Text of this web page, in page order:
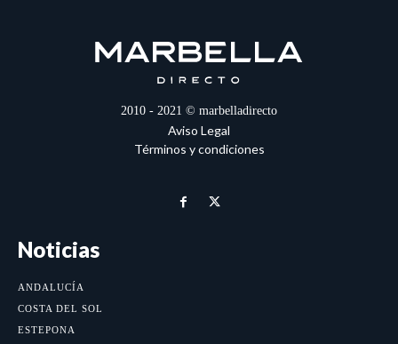
2010 - 2021 © marbelladirecto
Aviso Legal
Términos y condiciones
Noticias
ANDALUCÍA
COSTA DEL SOL
ESTEPONA